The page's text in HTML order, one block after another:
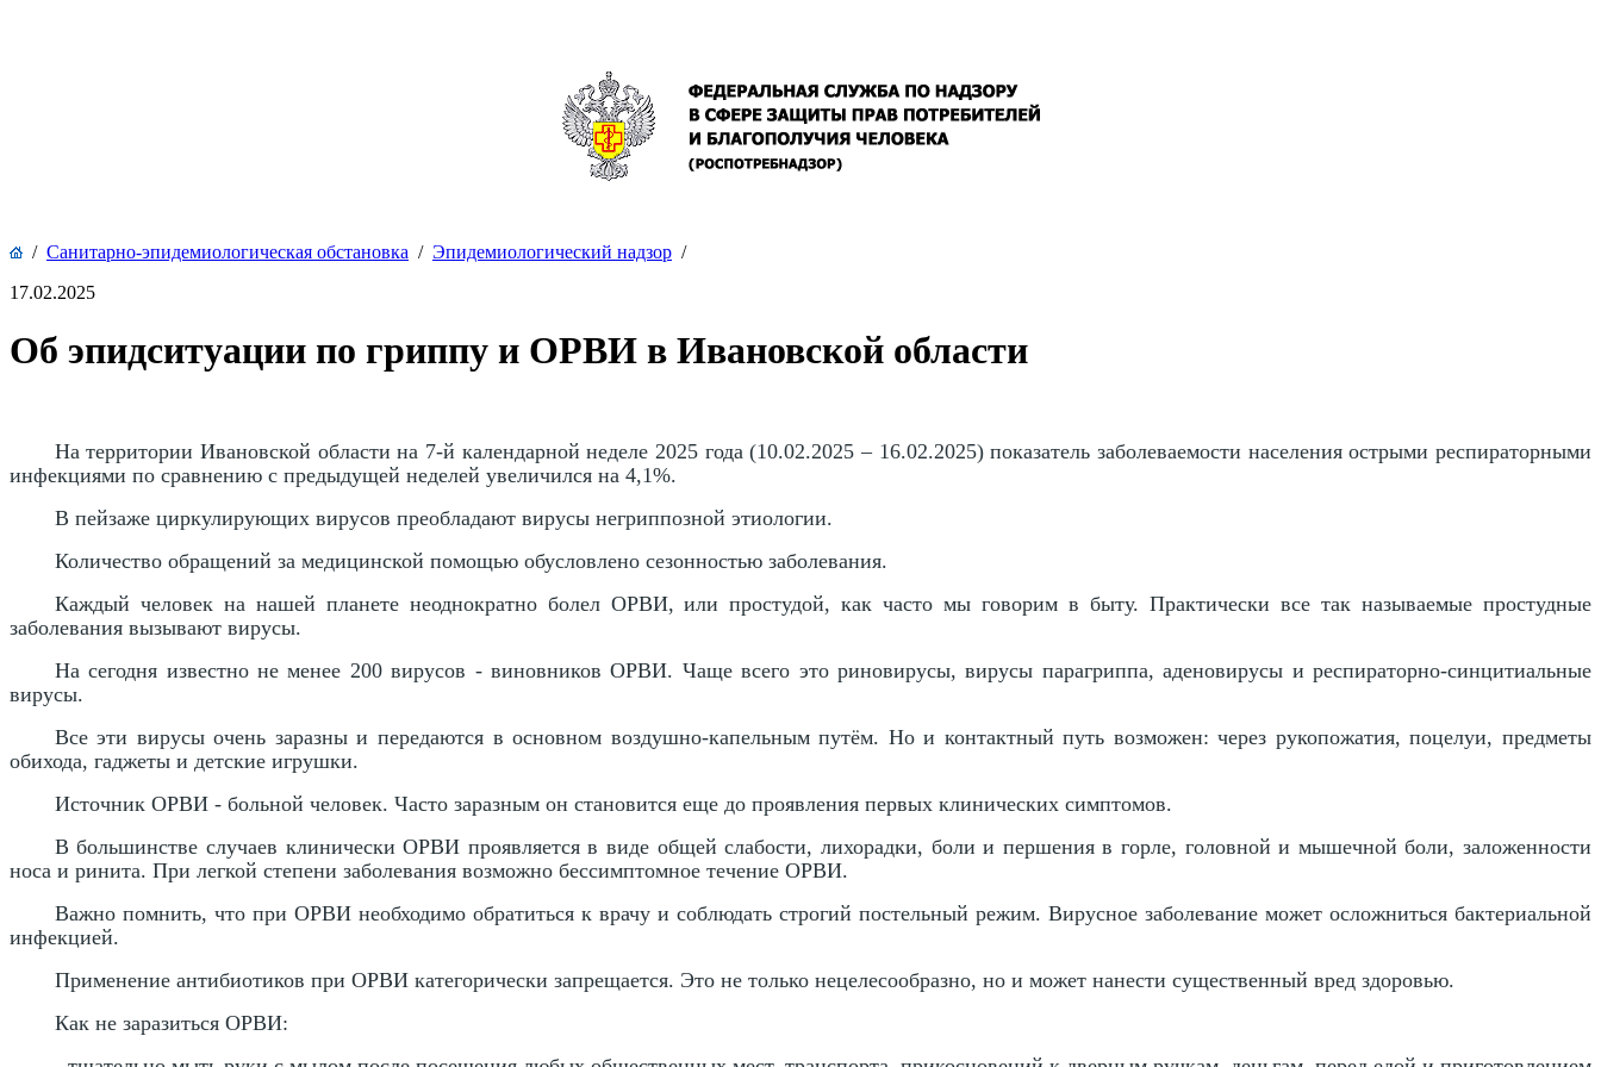
/ Санитарно-эпидемиологическая обстановка / Эпидемиологический надзор /
17.02.2025
Об эпидситуации по гриппу и ОРВИ в Ивановской области
На территории Ивановской области на 7-й календарной неделе 2025 года (10.02.2025 – 16.02.2025) показатель заболеваемости населения острыми респираторными
инфекциями по сравнению с предыдущей неделей увеличился на 4,1%.
В пейзаже циркулирующих вирусов преобладают вирусы негриппозной этиологии.
Количество обращений за медицинской помощью обусловлено сезонностью заболевания.
Каждый человек на нашей планете неоднократно болел ОРВИ, или простудой, как часто мы говорим в быту. Практически все так называемые простудные
заболевания вызывают вирусы.
На сегодня известно не менее 200 вирусов - виновников ОРВИ. Чаще всего это риновирусы, вирусы парагриппа, аденовирусы и респираторно-синцитиальные
вирусы.
Все эти вирусы очень заразны и передаются в основном воздушно-капельным путём. Но и контактный путь возможен: через рукопожатия, поцелуи, предметы
обихода, гаджеты и детские игрушки.
Источник ОРВИ - больной человек. Часто заразным он становится еще до проявления первых клинических симптомов.
В большинстве случаев клинически ОРВИ проявляется в виде общей слабости, лихорадки, боли и першения в горле, головной и мышечной боли, заложенности
носа и ринита. При легкой степени заболевания возможно бессимптомное течение ОРВИ.
Важно помнить, что при ОРВИ необходимо обратиться к врачу и соблюдать строгий постельный режим. Вирусное заболевание может осложниться бактериальной
инфекцией.
Применение антибиотиков при ОРВИ категорически запрещается. Это не только нецелесообразно, но и может нанести существенный вред здоровью.
Как не заразиться ОРВИ: